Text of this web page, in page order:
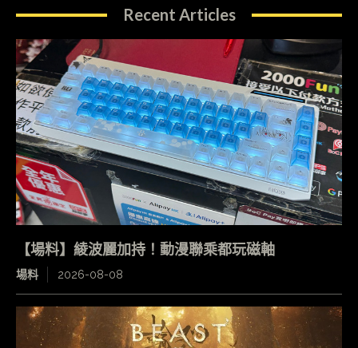
Recent Articles
【場料】綾波麗加持！動漫聯乘都玩磁軸
場料 2026-08-08